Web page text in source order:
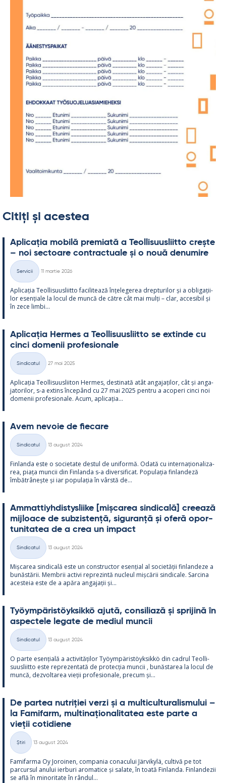
Citiți și acestea
Aplicația mo­bilă pre­miată a Teol­li­suus­liitto crește
– noi sec­toare cont­rac­tuale și o nouă de­nu­mire
Categorii
Servicii
11 martie 2026
Aplicația Teol­li­suus­liitto faci­li­tează înțe­le­ge­rea drep­tu­ri­lor și a obli­gații­
lor esențiale la locul de muncă de către cât mai mulți – clar, acce­si­bil și
în zece limbi...
Aplicația Her­mes a Teol­li­suus­liitto se ex­tinde cu
cinci do­me­nii pro­fe­sio­nale
Categorii
Sindicatul
27 mai 2025
Aplicația Teol­li­suus­lii­ton Her­mes, des­ti­nată atât an­ga­jați­lor, cât și an­ga­
ja­to­ri­lor, s-a ex­tins începând cu 27 mai 2025 pentru a aco­peri cinci noi
do­me­nii pro­fe­sio­nale. Acum, aplicația...
Avem ne­voie de fiecare
Categorii
Sindicatul
13 august 2024
Fin­landa este o socie­tate des­tul de uni­formă. Odată cu in­ter­națio­na­liza­
rea, piața muncii din Fin­landa s-a di­ver­si­ficat. Po­pu­lația fin­lan­deză
îmbătrâ­nește și iar po­pu­lația în vârstă de...
Am­mat­tiyh­dis­tys­liike [mișca­rea sin­dicală] cree­ază
mij­loace de subzis­tență, si­gu­ranță și oferă opor­
tu­ni­ta­tea de a crea un im­pact
Categorii
Sindicatul
13 august 2024
Mișca­rea sin­dicală este un con­struc­tor esențial al societății fin­lan­deze a
bunăstă­rii. Mem­brii ac­tivi reprezintă nucleul mișcă­rii sin­dicale. Sarcina
aces­teia este de a apăra an­ga­jații și...
Työym­pä­ris­töyk­sikkö ajută, con­si­liază și spri­jină în
as­pec­tele le­gate de me­diul muncii
Categorii
Sindicatul
13 august 2024
O parte esențială a ac­ti­vități­lor Työym­pä­ris­töyk­sikkö din cadrul Teol­li­
suus­liitto este reprezen­tată de pro­tecția muncii , bunăs­ta­rea la locul de
muncă, dez­vol­ta­rea vieții pro­fe­sio­nale, precum și...
De par­tea nut­riției verzi și a mul­ticul­tu­ra­lis­mu­lui –
la Fa­mi­farm, mul­ti­națio­na­li­ta­tea este parte a
vieții co­ti­diene
Categorii
Știri
13 august 2024
Fa­mi­farma Oy Jo­roi­nen, com­pa­nia co­nacu­lui Jär­vi­kylä, cul­tivă pe tot
parcur­sul anu­lui ier­buri aro­ma­tice și sa­late, în toată Fin­landa. Fin­lan­dezii
se află în mi­no­ri­tate în rân­dul...